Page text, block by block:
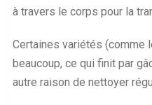
à travers le corps pour la
Certaines variétés (comme
beaucoup, ce qui finit par
autre raison de nettoyer